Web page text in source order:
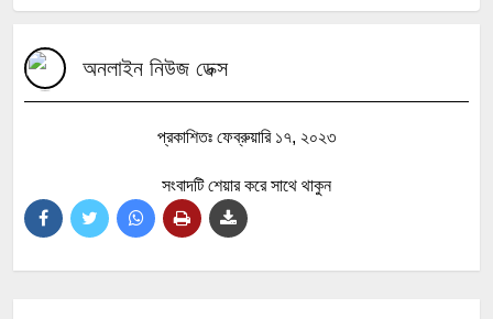
অনলাইন নিউজ ডেক্স
প্রকাশিতঃ ফেব্রুয়ারি ১৭, ২০২৩
সংবাদটি শেয়ার করে সাথে থাকুন